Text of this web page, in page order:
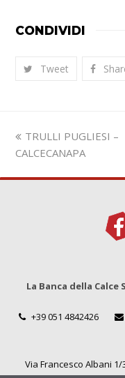
CONDIVIDI
Tweet
Slide
precedente:
TRULLI PUGLIESI –
CALCECANAPA
La Banca della Calce
+39 051 4842426
Via Francesco Albani 1/